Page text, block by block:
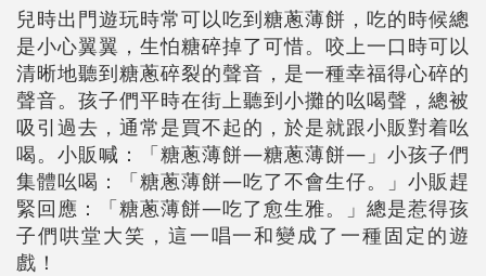
兒時出門遊玩時常可以吃到糖蔥薄餅，吃的時候總
是小心翼翼，生怕糖碎掉了可惜。咬上一口時可以
清晰地聽到糖蔥碎裂的聲音，是一種幸福得心碎的
聲音。孩子們平時在街上聽到小攤的吆喝聲，總被
吸引過去，通常是買不起的，於是就跟小販對着吆
喝。小販喊：「糖蔥薄餅—糖蔥薄餅—」小孩子們
集體吆喝：「糖蔥薄餅—吃了不會生仔。」小販趕
緊回應：「糖蔥薄餅—吃了愈生雅。」總是惹得孩
子們哄堂大笑，這一唱一和變成了一種固定的遊
戲！